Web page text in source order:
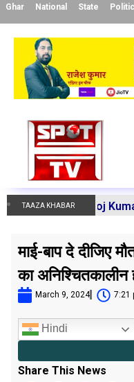
Ghar National State
TAAZA KHABAR
Manoj Kumar
माई-बाप दे दीजिए
का अनिश्चितकालीन
March 9, 2024 7:21
Hindi
Share This News